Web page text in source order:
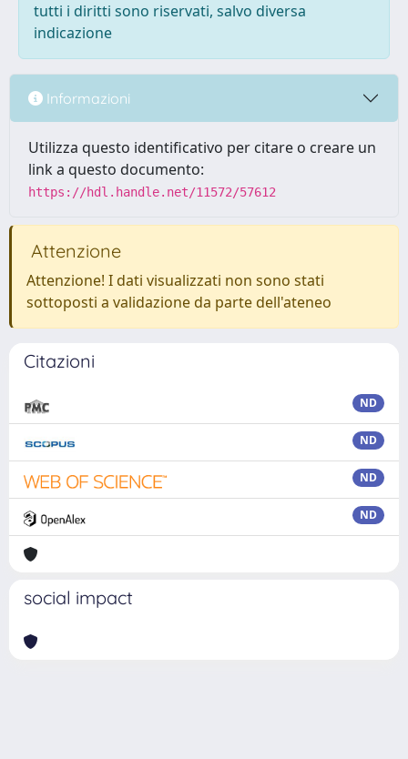
tutti i diritti sono riservati, salvo diversa
indicazione
Informazioni
Utilizza questo identificativo per citare o creare un
link a questo documento:
https://hdl.handle.net/11572/57612
Attenzione
Attenzione! I dati visualizzati non sono stati
sottoposti a validazione da parte dell'ateneo
Citazioni
ND
ND
ND
ND
social impact